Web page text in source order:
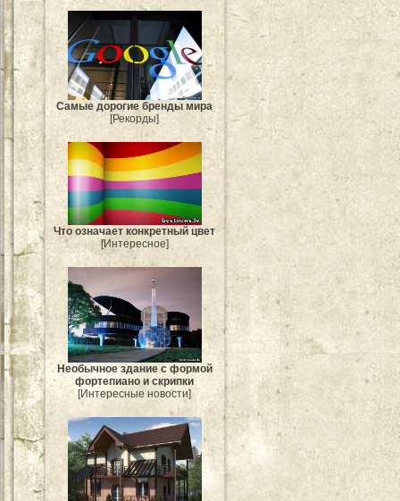
Самые дорогие бренды мира
[Рекорды]
Что означает конкретный цвет
[Интересное]
Необычное здание с формой
фортепиано и скрипки
[Интересные новости]